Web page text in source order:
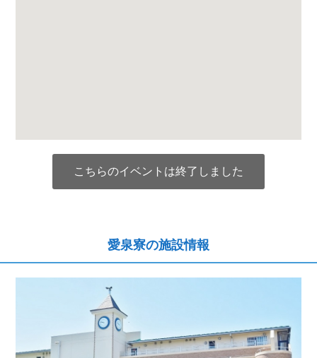
こちらのイベントは終了しました
愛泉寮の施設情報